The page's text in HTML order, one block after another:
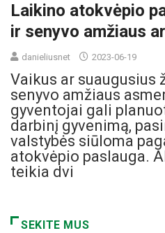
Laikino atokvėpio
ir senyvo amžiaus
danieliusnet 2023-06-19
Vaikus ar suaugusius
senyvo amžiaus
gyventojai gali
darbinį gyvenimą,
valstybės siūloma
atokvėpio paslauga.
teikia dvi
SEKITE MUS